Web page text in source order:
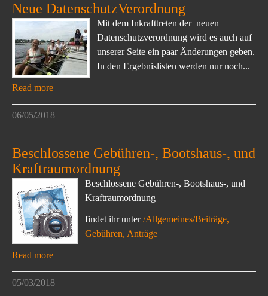
Neue DatenschutzVerordnung
Mit dem Inkrafttreten der neuen
Datenschutzverordnung wird es auch auf
unserer Seite ein paar Änderungen geben.
In den Ergebnislisten werden nur noch...
Read more
06/05/2018
Beschlossene Gebühren-, Bootshaus-, und
Kraftraumordnung
Beschlossene Gebühren-, Bootshaus-, und
Kraftraumordnung
findet ihr unter/Allgemeines/Beiträge,
Gebühren, Anträge
Read more
05/03/2018